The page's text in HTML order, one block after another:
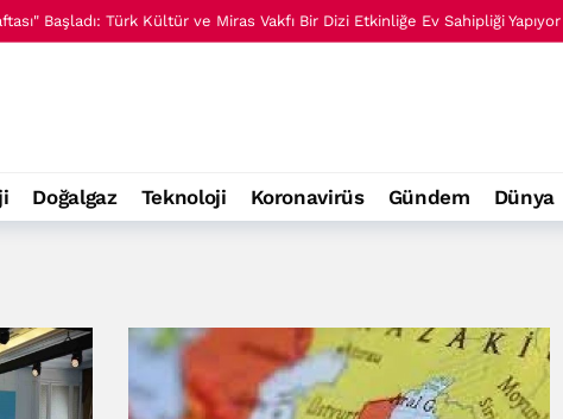
Arpadarai, Türk Kültürü ve Miras Vakfı’nı ziyaret etti 17 Temmuz 17:54
Arpadarai, Türk Kültürü ve Miras Vakfı’nı ziyaret etti 17 Temmuz 17:54
Doğalgaz Teknoloji Koronavirüs Gündem Dünya